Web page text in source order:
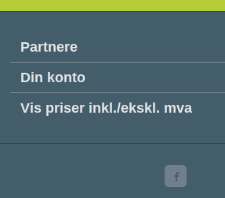
Partnere
Din konto
Vis priser inkl./ekskl. mva